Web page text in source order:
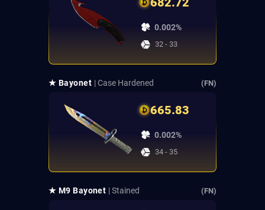
0.002%
32 - 33
★ Bayonet | Case Hardened (FN)
665.83
0.002%
34 - 35
★ M9 Bayonet | Stained (FN)